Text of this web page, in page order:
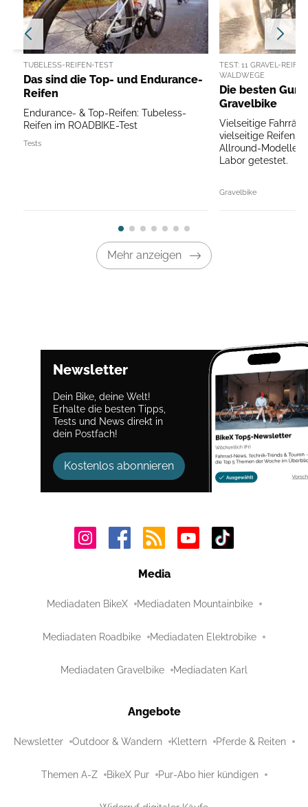
TUBELESS-REIFEN-TEST
Das sind die Top- und Endurance-
Reifen
Endurance- & Top-Reifen: Tubeless-
Reifen im ROADBIKE-Test
Tests
TEST: 11 GRAVEL-
WALDWEGE
Die besten
Gravelbike
Vielseitige
vielseitige Reifen.
Allround-Modelle
Labor getestet.
Gravelbike
Mehr anzeigen
Newsletter
Dein Bike, deine Welt!
Erhalte die besten Tipps,
Tests und News direkt in
dein Postfach!
Kostenlos abonnieren
Media
Mediadaten BikeX Mediadaten Mountainbike
Mediadaten Roadbike Mediadaten Elektrobike
Mediadaten Gravelbike Mediadaten Karl
Angebote
Newsletter Outdoor & Wandern Klettern Pferde & Reiten
Themen A-Z BikeX Pur Pur-Abo hier kündigen